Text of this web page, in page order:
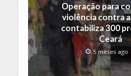
Operação para
violência contra
contabiliza 300
Ceará
5 meses ago